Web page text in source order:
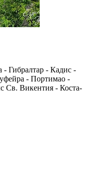
Гибралтар - Кадис -
- Портимао -
Викентия - Коста-